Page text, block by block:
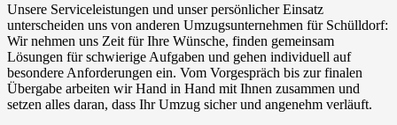
Unsere Serviceleistungen und unser persönlicher Einsatz
unterscheiden uns von anderen Umzugsunternehmen für Schülldorf:
Wir nehmen uns Zeit für Ihre Wünsche, finden gemeinsam
Lösungen für schwierige Aufgaben und gehen individuell auf
besondere Anforderungen ein. Vom Vorgespräch bis zur finalen
Übergabe arbeiten wir Hand in Hand mit Ihnen zusammen und
setzen alles daran, dass Ihr Umzug sicher und angenehm verläuft.